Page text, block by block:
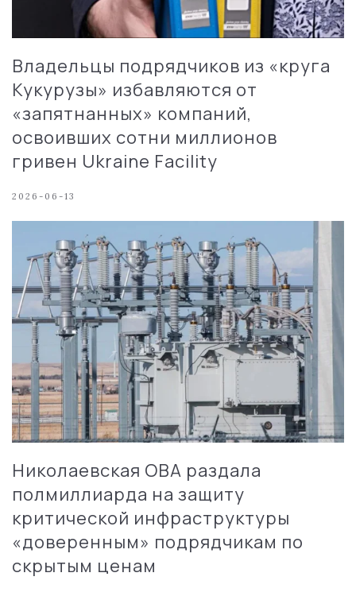
Владельцы подрядчиков из «круга
Кукурузы» избавляются от
«запятнанных» компаний,
освоивших сотни миллионов
гривен Ukraine Facility
2026-06-13
Николаевская ОВА раздала
полмиллиарда на защиту
критической инфраструктуры
«доверенным» подрядчикам по
скрытым ценам